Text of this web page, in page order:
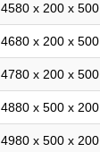
4580 х 200 х 500
4680 х 200 х 500
4780 х 200 х 500
4880 х 500 х 200
4980 х 500 х 200